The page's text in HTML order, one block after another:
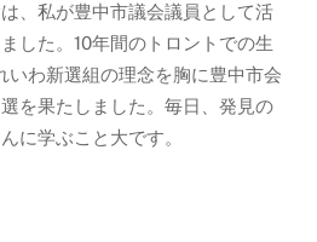
、私が豊中市議会議員として活
した。10年間のトロントでの生
わ新選組の理念を胸に豊中市会
を果たしました。毎日、発見の
に学ぶこと大です。